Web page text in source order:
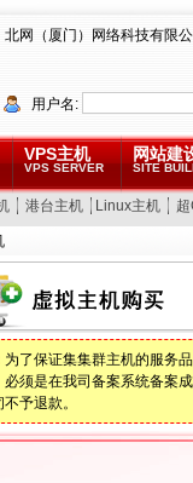
北网（厦门）网络科技有限
用户名:
VPS主机
VPS SERVER
网站建
SITE
港台主机 Linux主机
为了保证集集群主机的服务
必须是在我司备案系统备案
予退款。